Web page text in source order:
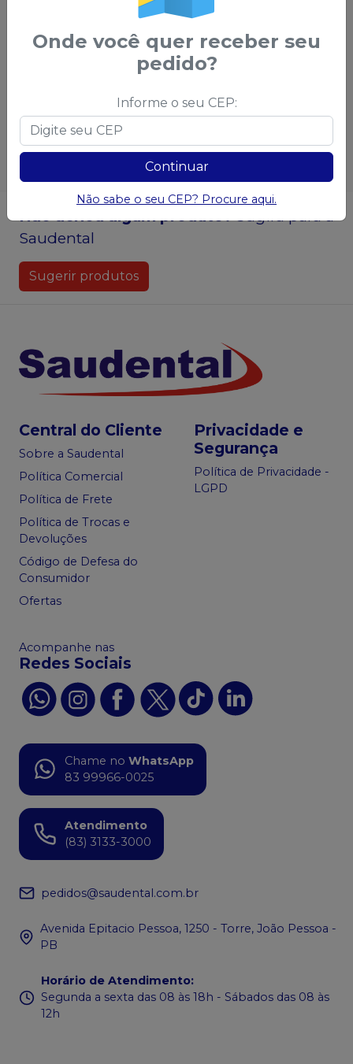
nas demais
condições
Ver opções
ou
demais condições
Ver opções
Não achou algum produto? Sugira para a
Saudental
Sugerir produtos
Central do Cliente
Sobre a Saudental
Política Comercial
Política de Frete
Política de Trocas e
Devoluções
Código de Defesa do
Consumidor
Ofertas
Privacidade e
Segurança
Política de Privacidade -
LGPD
Acompanhe nas
Redes Sociais
Chame no WhatsApp
83 99966-0025
Atendimento
(83) 3133-3000
pedidos@saudental.com.br
Avenida Epitacio Pessoa, 1250 - Torre, João Pessoa -
PB
Horário de Atendimento:
Segunda a sexta das 08 às 18h - Sábados das 08 às
12h
Onde você quer receber seu
pedido?
Informe o seu CEP:
Continuar
Não sabe o seu CEP? Procure aqui.